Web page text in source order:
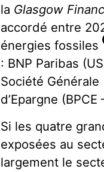
la Glasgow
accordé entre
énergies fossiles
: BNP Paribas
Société
d’Epargne
Si les quatre
exposées au
largement le